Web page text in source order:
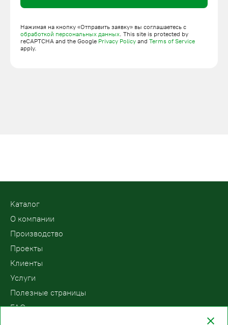
Нажимая на кнопку «Отправить заявку» вы соглашаетесь с
обработкой персональных данных. This site is protected by
reCAPTCHA and the Google Privacy Policy and Terms of Service
apply.
Kаталог
О компании
Производство
Проекты
Клиенты
Услуги
Полезные страницы
FAQ